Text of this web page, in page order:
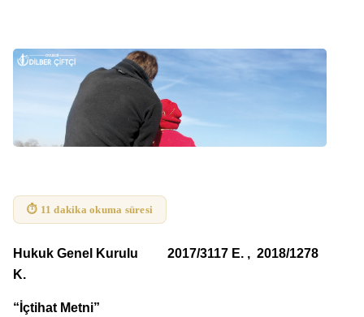
⏱ 11 dakika okuma süresi
Hukuk Genel Kurulu 2017/3117 E. , 2018/1278
K.
“İçtihat Metni”